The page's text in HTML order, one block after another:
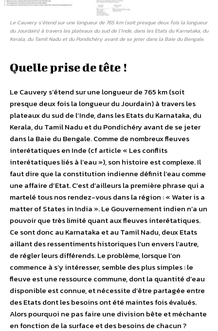
Le Cauvery s’étend sur une longueur de 765 km (soit presque deux fois la longueur
du Jourdain) à travers les plateaux du sud de l’Inde, dans les Etats du Karnataka, du
Kerala, du Tamil Nadu et du Pondichéry avant de se jeter dans la Baie du Bengale.
Quelle prise de tête !
Le Cauvery s’étend sur une longueur de 765 km (soit
presque deux fois la longueur du Jourdain) à travers les
plateaux du sud de l’Inde, dans les Etats du Karnataka, du
Kerala, du Tamil Nadu et du Pondichéry avant de se jeter
dans la Baie du Bengale. Comme de nombreux fleuves
interétatiques en Inde (cf article « Les conflits
interétatiques liés à l’eau »), son histoire est complexe. Il
faut dire que la constitution indienne définit l’eau comme
une affaire d’Etat. C’est d’ailleurs la première phrase qui a
martelé tous nos rendez-vous dans la région : « Water is a
matter of States in India ». Le Gouvernement indien n’a un
pouvoir que très limité quant aux fleuves interétatiques.
Ce sont donc au Karnataka et au Tamil Nadu, deux Etats
aillant des ressentiments historiques l’un envers l’autre,
de régler leurs différends. Le problème, lorsque l’on
commence à s’y intéresser, semble des plus simples : le
fleuve est une ressource commune, dont la quantité d’eau
disponible est connue, et nécessite d’être partagée entre
des Etats dont les besoins ont été maintes fois évalués.
Alors pourquoi ne pas faire une division bête et méchante
en fonction de la surface et des besoins de chacun ?